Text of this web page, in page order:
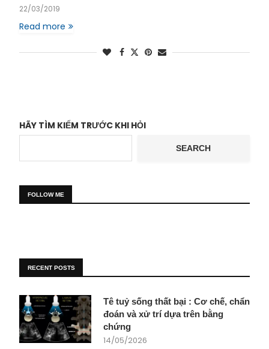
22/03/2019
Read more
HÃY TÌM KIẾM TRƯỚC KHI HỎI
SEARCH
FOLLOW ME
RECENT POSTS
Tê tuỷ sống thất bại : Cơ chế, chẩn
đoán và xử trí dựa trên bằng
chứng
14/05/2026